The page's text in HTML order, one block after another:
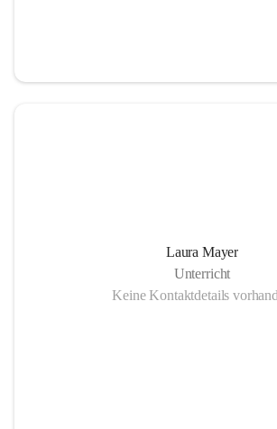
Laura Mayer
Unterricht
Keine Kontaktdetails